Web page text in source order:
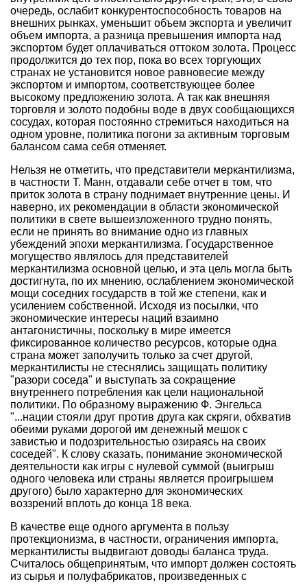
очередь, ослабит конкурентоспособность товаров на
внешних рынках, уменьшит объем экспорта и увеличит
объем импорта, а разница превышения импорта над
экспортом будет оплачиваться оттоком золота. Процесс
продолжится до тех пор, пока во всех торгующих
странах не установится новое равновесие между
экспортом и импортом, соответствующее более
высокому предложению золота. А так как внешняя
торговля и золото подобны воде в двух сообщающихся
сосудах, которая постоянно стремиться находиться на
одном уровне, политика погони за активным торговым
балансом сама себя отменяет.
Нельзя не отметить, что представители меркантилизма,
в частности Т. Манн, отдавали себе отчет в том, что
приток золота в страну поднимает внутренние цены. И
наверно, их рекомендации в области экономической
политики в свете вышеизложенного трудно понять,
если не принять во внимание одно из главных
убеждений эпохи меркантилизма. Государственное
могущество являлось для представителей
меркантилизма основной целью, и эта цель могла быть
достигнута, по их мнению, ослаблением экономической
мощи соседних государств в той же степени, как и
усилением собственной. Исходя из посылки, что
экономические интересы наций взаимно
антагонистичны, поскольку в мире имеется
фиксированное количество ресурсов, которые одна
страна может заполучить только за счет другой,
меркантилисты не стеснялись защищать политику
"разори соседа" и выступать за сокращение
внутреннего потребления как цели национальной
политики. По образному выражению Ф. Энгельса
"...нации стояли друг против друга как скряги, обхватив
обеими руками дорогой им денежный мешок с
завистью и подозрительностью озираясь на своих
соседей". К слову сказать, понимание экономической
деятельности как игры с нулевой суммой (выигрыш
одного человека или страны является проигрышем
другого) было характерно для экономических
воззрений вплоть до конца 18 века.
В качестве еще одного аргумента в пользу
протекционизма, в частности, ограничения импорта,
меркантилисты выдвигают доводы баланса труда.
Считалось общепринятым, что импорт должен состоять
из сырья и полуфабрикатов, произведенных с